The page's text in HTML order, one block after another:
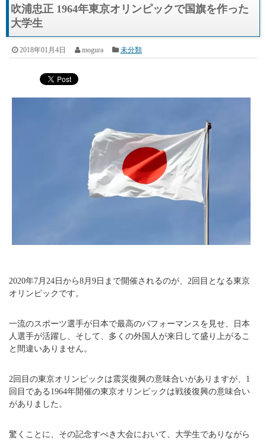
吹浦忠正 1964年東京オリンピックで国旗を作った
大学生
2018年01月4日 mogura 未分類
2020年7月24日から8月9日まで開催されるのが、2回目となる東京
オリンピックです。
一流のスポーツ選手が日本で最高のパフォーマンスを見せ、日本
人選手が活躍し、そして、多くの外国人が来日して盛り上がるこ
と間違いありません。
2回目の東京オリンピックは震災復興の意味合いがありますが、1
回目である1964年開催の東京オリンピックは戦後復興の意味合い
がありました。
驚くことに、その記念すべき大会において、大学生でありながら